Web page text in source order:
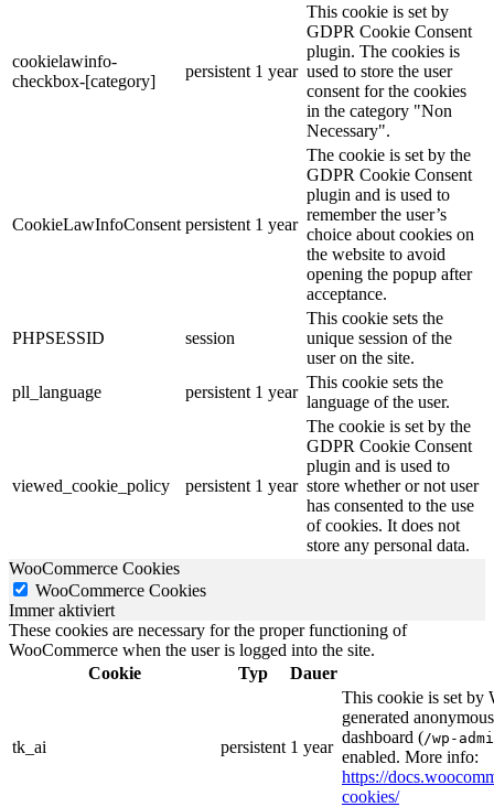
cookielawinfo-
checkbox-[category]
persistent 1 year
This cookie is set by
GDPR Cookie Consent
plugin. The cookies is
used to store the user
consent for the cookies
in the category "Non
Necessary".
CookieLawInfoConsent persistent 1 year
The cookie is set by the
GDPR Cookie Consent
plugin and is used to
remember the user’s
choice about cookies on
the website to avoid
opening the popup after
acceptance.
PHPSESSID session
This cookie sets the
unique session of the
user on the site.
pll_language
persistent 1 year
This cookie sets the
language of the user.
viewed_cookie_policy persistent 1 year
The cookie is set by the
GDPR Cookie Consent
plugin and is used to
store whether or not user
has consented to the use
of cookies. It does not
store any personal data.
WooCommerce Cookies
WooCommerce Cookies
Immer aktiviert
These cookies are necessary for the proper functioning of
WooCommerce when the user is logged into the site.
Cookie
Typ Dauer
tk_ai persistent 1 year
This cookie is set by
generated
dashboard (/wp-
enabled. More info:
https://
cookies/